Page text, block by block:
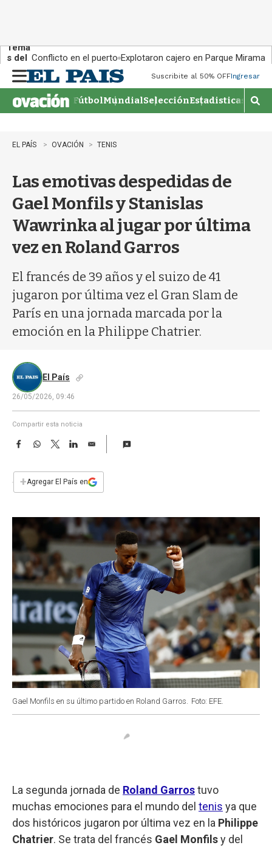
Tema
s del
día:
Conflicto en el puerto Explotaron cajero en Parque Miramar
n
u
Suscribite al 50% OFFIngresar
FútbolMundialSelecciónEstadisticas
M
o
EL PAÍS OVACIÓN TENIS
Las emotivas despedidas de
Gael Monfils y Stanislas
Wawrinka al jugar por última
vez en Roland Garros
El francés de 39 años y el suizo de 41
jugaron por última vez el Gran Slam de
París en una jornada marcada por la
emoción en la Philippe Chatrier.
El País
26/05/2026, 09:46
Compartir esta noticia
F
e
b
k
W
s
T
w
t
L
n
E
i
l
+Agregar El País en
Gael Monfils en su último partido en Roland Garros. Foto: EFE.
La segunda jornada de Roland Garrostuvo
muchas emociones para el mundo del tenis ya que
dos históricos jugaron por última vez en la Philippe
Chatrier. Se trata del francés Gael Monfilsy del